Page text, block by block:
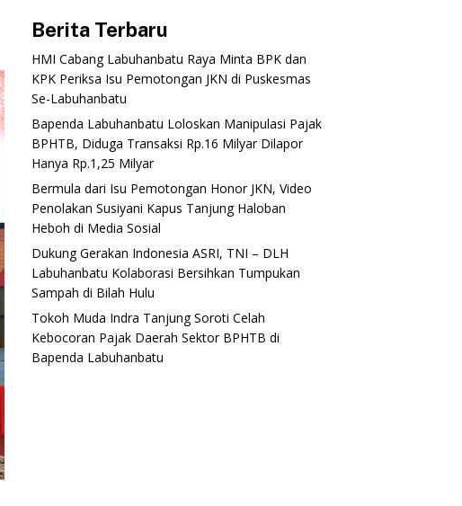
Berita Terbaru
‎HMI Cabang Labuhanbatu Raya Minta BPK dan
KPK Periksa Isu Pemotongan JKN di Puskesmas
Se-Labuhanbatu‎‎
‎Bapenda Labuhanbatu Loloskan Manipulasi Pajak
BPHTB, Diduga Transaksi Rp.16 Milyar Dilapor
Hanya Rp.1,25 Milyar
‎Bermula dari Isu Pemotongan Honor JKN, Video
Penolakan Susiyani Kapus Tanjung Haloban
Heboh di Media Sosial‎‎‎‎
‎Dukung Gerakan Indonesia ASRI, TNI – DLH
Labuhanbatu Kolaborasi Bersihkan Tumpukan
Sampah di Bilah Hulu
‎Tokoh Muda Indra Tanjung Soroti Celah
Kebocoran Pajak Daerah Sektor BPHTB di
Bapenda Labuhanbatu